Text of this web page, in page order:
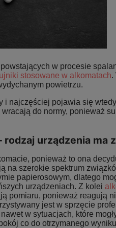
w procesie
stosowane w alkomatach.
powietrzu.
i najczęściej pojawia się
do normy, ponieważ
urządzenia ma
ponieważ to ona
na szerokie spektrum
papierosowym, dlatego
urządzeniach. Z kolei
pomiaru, ponieważ reagują
jest w sprzęcie
w sytuacjach, które
co do otrzymanego